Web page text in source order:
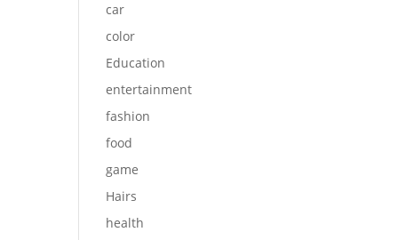
car
color
Education
entertainment
fashion
food
game
Hairs
health